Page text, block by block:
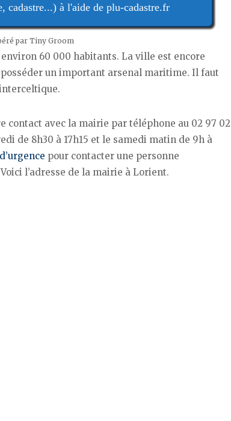
cadastre...) à l'aide de plu-cadastre.fr
par Tiny Groom
60 000 habitants. La ville est encore
un important arsenal maritime. Il faut
avec la mairie par téléphone au 02 97 02
de 8h30 à 17h15 et le samedi matin de 9h à
pour contacter une personne
l’adresse de la mairie à Lorient.